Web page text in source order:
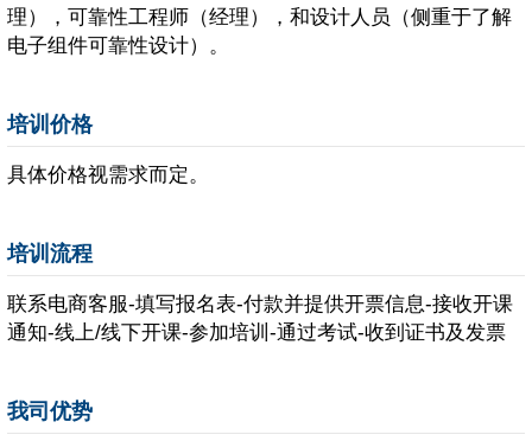
理），可靠性工程师（经理），和设计人员（侧重于了解
电子组件可靠性设计）。
培训价格
具体价格视需求而定。
培训流程
联系电商客服-填写报名表-付款并提供开票信息-接收开课
通知-线上/线下开课-参加培训-通过考试-收到证书及发票
我司优势